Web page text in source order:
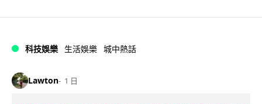
科技娛樂 生活娛樂 城中熱話
Lawton 1 日